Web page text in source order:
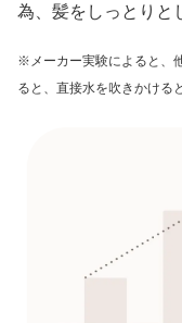
為、髪をしっとりと
※メーカー実験によると、
ると、直接水を吹きかける